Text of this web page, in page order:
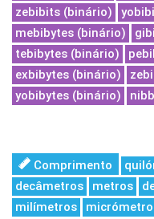
zebibits (binário)
mebibytes (binário)
tebibytes (binário)
exbibytes (binário)
yobibytes (binário)
Comprimento
decâmetros
metros
milímetros